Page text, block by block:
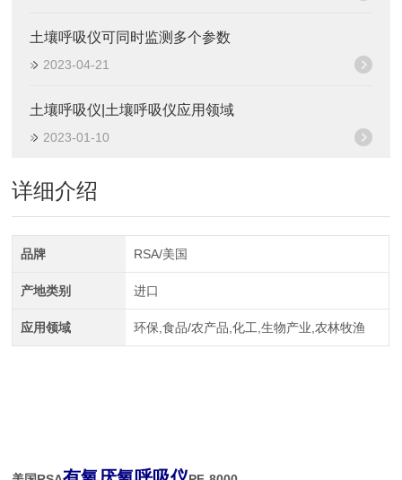
土壤呼吸仪可同时监测多个参数
2023-04-21
土壤呼吸仪|土壤呼吸仪应用领域
2023-01-10
详细介绍
品牌 RSA/美国
产地类别 进口
应用领域 环保,食品/农产品,化工,生物产业,农林牧渔